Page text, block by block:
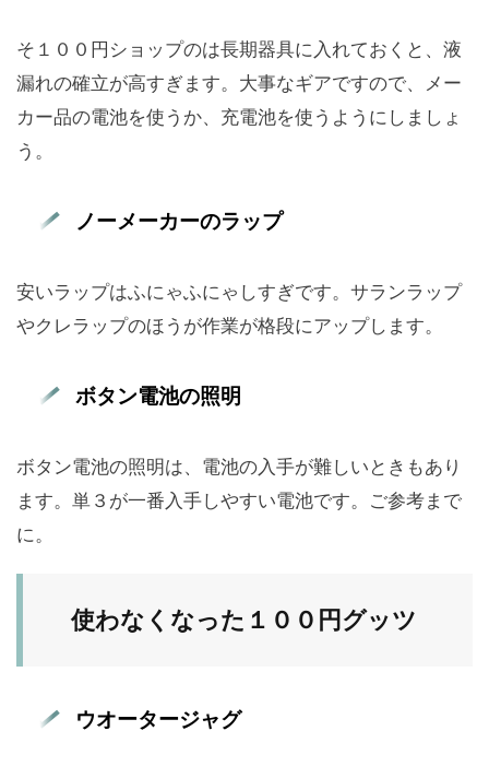
そ１００円ショップのは長期器具に入れておくと、液
漏れの確立が高すぎます。大事なギアですので、メー
カー品の電池を使うか、充電池を使うようにしましょ
う。
ノーメーカーのラップ
安いラップはふにゃふにゃしすぎです。サランラップ
やクレラップのほうが作業が格段にアップします。
ボタン電池の照明
ボタン電池の照明は、電池の入手が難しいときもあり
ます。単３が一番入手しやすい電池です。ご参考まで
に。
使わなくなった１００円グッツ
ウオータージャグ